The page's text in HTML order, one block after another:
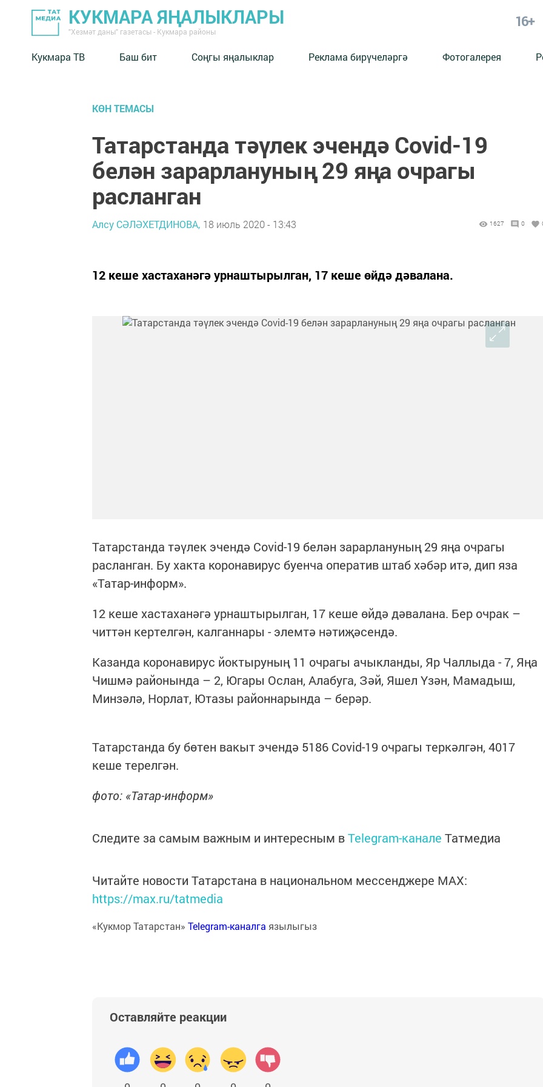
КУКМАРА ЯҢАЛЫКЛАРЫ
"Хезмәт даны" газетасы - Кукмара районы
16+
Кукмара ТВ Баш бит Соңгы яңалыклар Реклама бирүчеләргә Фотогалерея
КӨН ТЕМАСЫ
Татарстанда тәүлек эчендә Covid-19
белән зарарлануның 29 яңа очрагы
расланган
Алсу СӘЛӘХЕТДИНОВА, 18 июль 2020 - 13:43 1627 0
12 кеше хастаханәгә урнаштырылган, 17 кеше өйдә дәвалана.
Татарстанда тәүлек эчендә Covid-19 белән зарарлануның 29 яңа очрагы
расланган. Бу хакта коронавирус буенча оператив штаб хәбәр итә, дип яза
«Татар-информ».
12 кеше хастаханәгә урнаштырылган, 17 кеше өйдә дәвалана. Бер очрак –
читтән кертелгән, калганнары - элемтә нәтиҗәсендә.
Казанда коронавирус йоктыруның 11 очрагы ачыкланды, Яр Чаллыда - 7, Яңа
Чишмә районында – 2, Югары Ослан, Алабуга, Зәй, Яшел Үзән, Мамадыш,
Минзәлә, Норлат, Ютазы районнарында – берәр.
Татарстанда бу бөтен вакыт эчендә 5186 Covid-19 очрагы теркәлгән, 4017
кеше терелгән.
фото: «Татар-информ»
Следите за самым важным и интересным вTelegram-канале Татмедиа
Читайте новости Татарстана в национальном мессенджере MАХ:
https://max.ru/tatmedia
«Кукмор Татарстан» Telegram-каналга язылыгыз
Оставляйте реакции